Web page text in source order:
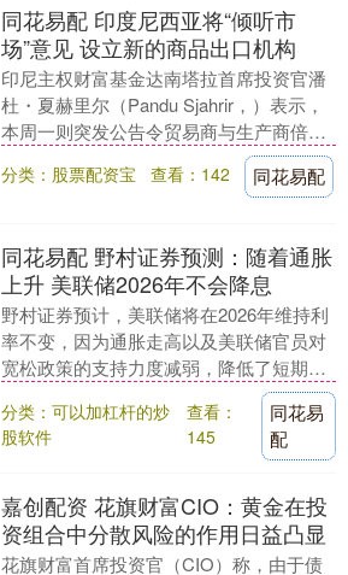
同花易配 印度尼西亚将“倾听市
场”意见 设立新的商品出口机构
印尼主权财富基金达南塔拉首席投资官潘
杜・夏赫里尔（Pandu Sjahrir，）表示，
本周一则突发公告令贸易商与生产商倍感
困惑，目前印尼在筹建关键大宗商品出口
机....
分类：股票配资宝 查看：142 同花易配
同花易配 野村证券预测：随着通胀
上升 美联储2026年不会降息
野村证券预计，美联储将在2026年维持利
率不变，因为通胀走高以及美联储官员对
宽松政策的支持力度减弱，降低了短期内
降息的可能性。野村证券在5月21日发布
的报告中表....
分类：可以加杠杆的炒
股软件
查看：
145
同花易
配
嘉创配资 花旗财富CIO：黄金在投
资组合中分散风险的作用日益凸显
花旗财富首席投资官（CIO）称，由于债